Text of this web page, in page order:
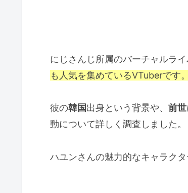
にじさんじ所属のバーチャルラ
も人気を集めているVTuberです。
彼の韓国出身という背景や、 前世
動について詳しく調査しました。
ハユンさんの魅力的なキャラク